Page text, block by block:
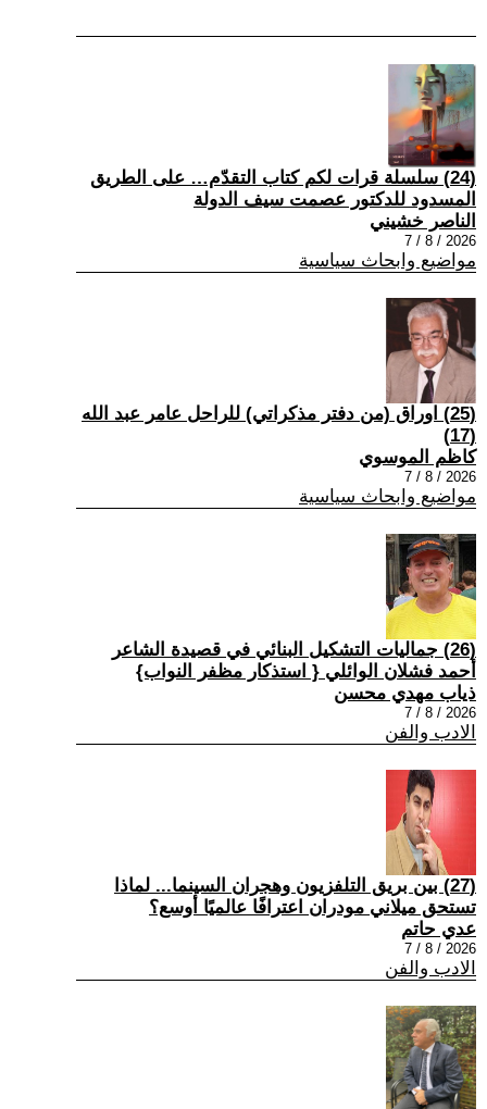
(24) سلسلة قرات لكم كتاب التقدّم… على الطريق
المسدود للدكتور عصمت سيف الدولة
الناصر خشيني
2026 / 8 / 7
مواضيع وابحاث سياسية
(25) اوراق (من دفتر مذكراتي) للراحل عامر عبد الله
(17)
كاظم الموسوي
2026 / 8 / 7
مواضيع وابحاث سياسية
(26) جماليات التشكيل البنائي في قصيدة الشاعر
أحمد فشلان الوائلي { استذكار مظفر النواب}
ذياب مهدي محسن
2026 / 8 / 7
الادب والفن
(27) بين بريق التلفزيون وهجران السينما... لماذا
تستحق ميلاني مودران اعترافًا عالميًا أوسع؟
عدي حاتم
2026 / 8 / 7
الادب والفن